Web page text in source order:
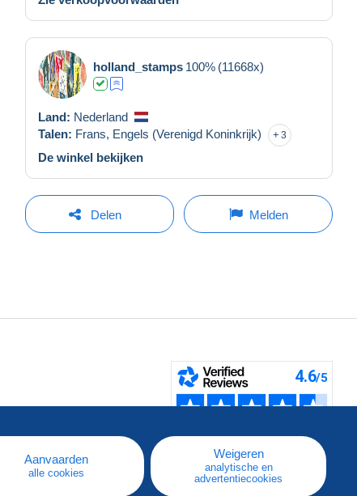
holland_stamps 100% (11668x)
Land: Nederland
Talen: Frans, Engels (Verenigd Koninkrijk) 3
De winkel bekijken
Delen Melden
Aanvaarden
alle cookies
Weigeren
analytische en
advertentiecookies